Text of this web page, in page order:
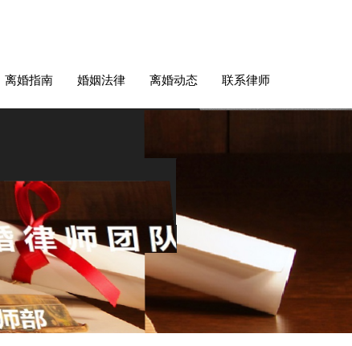
离婚指南 婚姻法律 离婚动态 联系律师